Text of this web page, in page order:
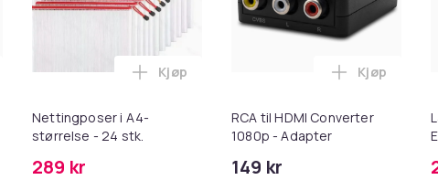
farge 9.3 veldig lys gylden blond i handlekurven
til HDMI-omformer 1080p i handlekurven
Nettingposer i A4-
størrelse - 24 stk.
289 kr
Legg Nettingposer i A4-størrelse - 24 stk. i
Kjøp
RCA til HDMI Converter
1080p - Adapter
149 kr
Legg RCA
Kjøp